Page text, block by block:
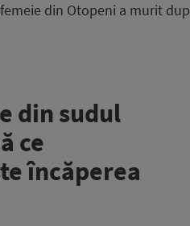
din Otopeni a murit
din sudul
ce
încăperea